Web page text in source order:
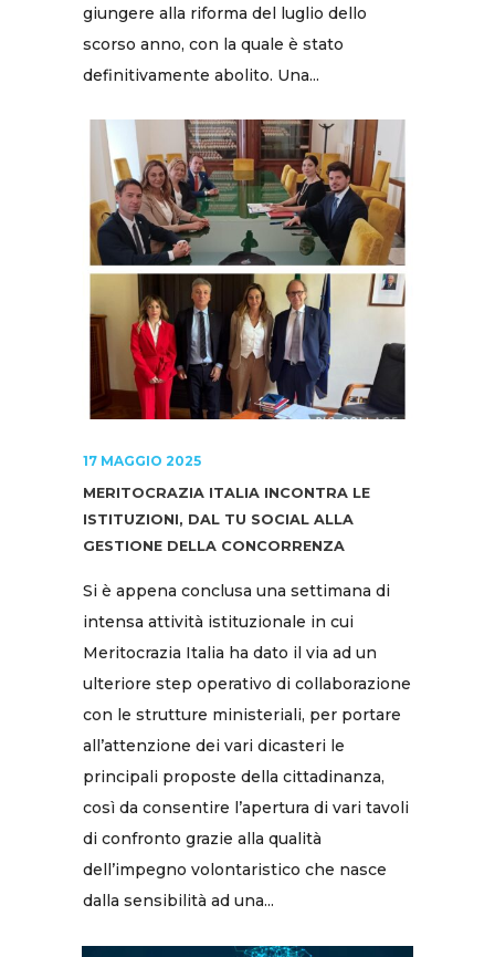
giungere alla riforma del luglio dello
scorso anno, con la quale è stato
definitivamente abolito. Una...
17 MAGGIO 2025
MERITOCRAZIA ITALIA INCONTRA LE
ISTITUZIONI, DAL TU SOCIAL ALLA
GESTIONE DELLA CONCORRENZA
Si è appena conclusa una settimana di
intensa attività istituzionale in cui
Meritocrazia Italia ha dato il via ad un
ulteriore step operativo di collaborazione
con le strutture ministeriali, per portare
all’attenzione dei vari dicasteri le
principali proposte della cittadinanza,
così da consentire l’apertura di vari tavoli
di confronto grazie alla qualità
dell’impegno volontaristico che nasce
dalla sensibilità ad una...